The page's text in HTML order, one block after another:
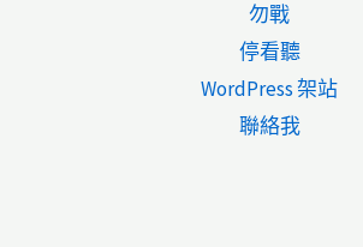
勿戰
停看聽
WordPress 架站
聯絡我